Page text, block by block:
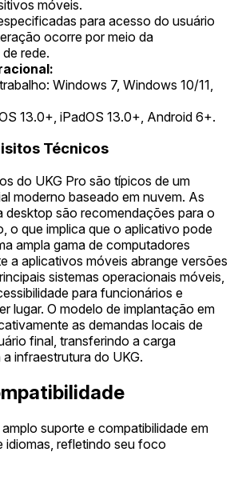
móveis.
para acesso do usuário
ocorre por meio da
rede.
Windows 7, Windows 10/11,
13.0+, iPadOS 13.0+, Android 6+.
Técnicos
do UKG Pro são típicos de um
moderno baseado em nuvem. As
desktop são recomendações para o
o que implica que o aplicativo pode
ampla gama de computadores
a aplicativos móveis abrange versões
sistemas operacionais móveis,
para funcionários e
lugar. O modelo de implantação em
as demandas locais de
final, transferindo a carga
infraestrutura do UKG.
suporte e compatibilidade em
idiomas, refletindo seu foco